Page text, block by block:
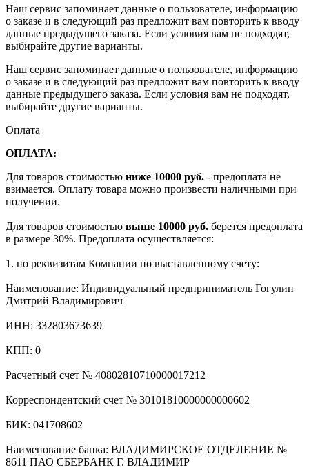
Наш сервис запоминает данные о пользователе, информацию
о заказе и в следующий раз предложит вам повторить к вводу
данные предыдущего заказа. Если условия вам не подходят,
выбирайте другие варианты.
Наш сервис запоминает данные о пользователе, информацию
о заказе и в следующий раз предложит вам повторить к вводу
данные предыдущего заказа. Если условия вам не подходят,
выбирайте другие варианты.
Оплата
ОПЛАТА:
Для товаров стоимостью ниже 10000 руб. - предоплата не
взимается. Оплату товара можно произвести наличными при
получении.
Для товаров стоимостью выше 10000 руб. берется предоплата
в размере 30%. Предоплата осуществляется:
1. по реквизитам Компании по выставленному счету:
Наименование: Индивидуальный предприниматель Гогулин
Дмитрий Владимирович
ИНН: 332803673639
КПП: 0
Расчетный счет № 40802810710000017212
Корреспондентский счет № 30101810000000000602
БИК: 041708602
Наименование банка: ВЛАДИМИРСКОЕ ОТДЕЛЕНИЕ №
8611 ПАО СБЕРБАНК Г. ВЛАДИМИР